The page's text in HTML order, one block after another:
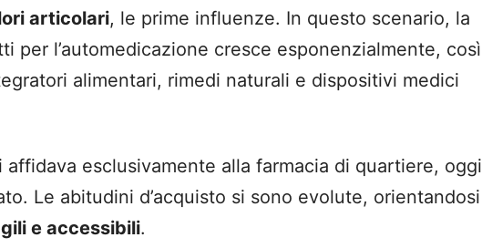
articolari, le prime influenze. In questo scenario, la
per l’automedicazione cresce esponenzialmente, così
alimentari, rimedi naturali e dispositivi medici
affidava esclusivamente alla farmacia di quartiere, oggi
Le abitudini d’acquisto si sono evolute, orientandosi
e accessibili.